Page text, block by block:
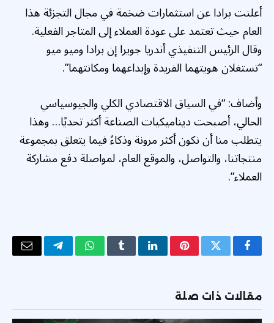
أعلنت برادا عن استثمارات ضخمة في مجال التجزئة هذا
العام حيث تعتمد على عودة العملاء إلى المتاجر الفعلية.
وقال الرئيس التنفيذي أندريا جويرا إن برادا وميو ميو
“تستغلان هويتهما الفريدة وإبداعهما ومكانتهما”.
وأضاف: “في السياق الاقتصادي الكلي والجيوسياسي
الحالي، أصبحت ديناميكيات الصناعة أكثر تحديًا… وهذا
يتطلب منا أن نكون أكثر مرونة وذكاءً فيما يتعلق بمجموعة
منتجاتنا، والتواصل، والموقع العام، لمواصلة دفع مشاركة
العملاء”.
فيسبوكتويتر بينتيريستلينكدإنTumblrواتسابتيلقرامالبريد
مقالات ذات صلة